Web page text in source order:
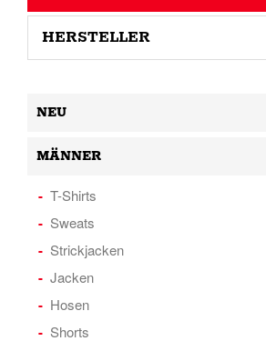
HERSTELLER
NEU
MÄNNER
T-Shirts
Sweats
Strickjacken
Jacken
Hosen
Shorts